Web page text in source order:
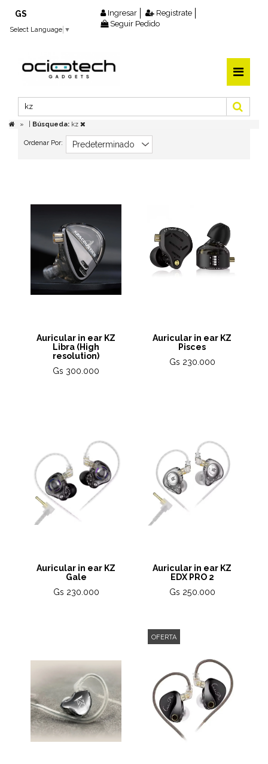
GS
Select Language ▼
Ingresar
Registrate
Seguir Pedido
Búsqueda: kz
Ordenar Por:
Auricular in ear KZ
Libra (High
resolution)
Gs 300.000
Auricular in ear KZ
Pisces
Gs 230.000
Auricular in ear KZ
Gale
Gs 230.000
Auricular in ear KZ
EDX PRO 2
Gs 250.000
OFERTA